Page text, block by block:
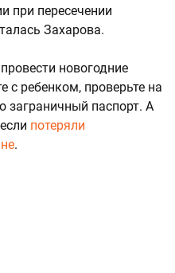
при пересечении
Захарова.
новогодние
с ребенком, проверьте на
заграничный паспорт. А
потеряли
.